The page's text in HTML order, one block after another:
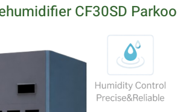
CF30SD Parkoo